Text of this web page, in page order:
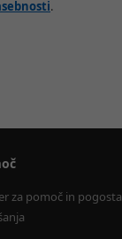
.
za pomoč in pogosta